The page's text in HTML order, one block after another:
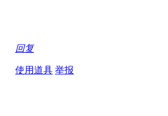
回复
使用道具 举报